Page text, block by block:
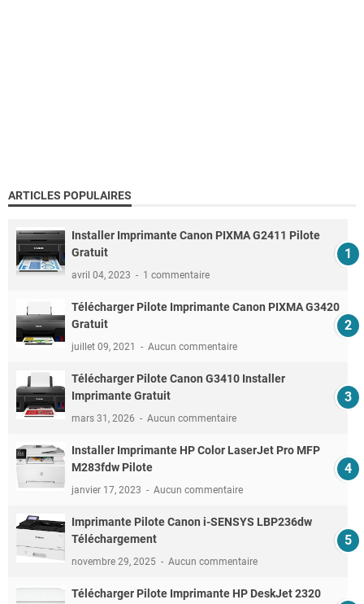
ARTICLES POPULAIRES
Installer Imprimante Canon PIXMA G2411 Pilote
Gratuit
avril 04, 2023 1 commentaire
Télécharger Pilote Imprimante Canon PIXMA G3420
Gratuit
juillet 09, 2021 Aucun commentaire
Télécharger Pilote Canon G3410 Installer
Imprimante Gratuit
mars 31, 2026 Aucun commentaire
Installer Imprimante HP Color LaserJet Pro MFP
M283fdw Pilote
janvier 17, 2023 Aucun commentaire
Imprimante Pilote Canon i-SENSYS LBP236dw
Téléchargement
novembre 29, 2025 Aucun commentaire
Télécharger Pilote Imprimante HP DeskJet 2320